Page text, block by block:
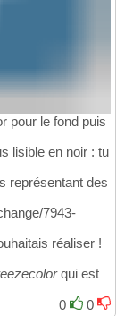
pour le fond puis
lisible en noir : tu
représentant des
7943-
réaliser !
qui est
0
0